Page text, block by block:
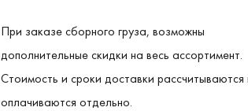
При заказе сборного груза, возможны
дополнительные скидки на весь ассортимент.
Стоимость и сроки доставки рассчитываются
оплачиваются отдельно.